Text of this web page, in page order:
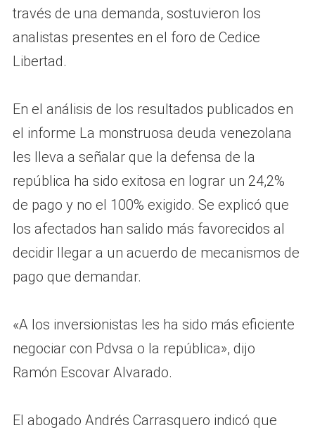
través de una demanda, sostuvieron los
analistas presentes en el foro de Cedice
Libertad.
En el análisis de los resultados publicados en
el informe La monstruosa deuda venezolana
les lleva a señalar que la defensa de la
república ha sido exitosa en lograr un 24,2%
de pago y no el 100% exigido. Se explicó que
los afectados han salido más favorecidos al
decidir llegar a un acuerdo de mecanismos de
pago que demandar.
«A los inversionistas les ha sido más eficiente
negociar con Pdvsa o la república», dijo
Ramón Escovar Alvarado.
El abogado Andrés Carrasquero indicó que